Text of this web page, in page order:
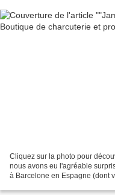
Cliquez sur la photo pour
nous avons eu l'agréable
à Barcelone en Espagne (dont